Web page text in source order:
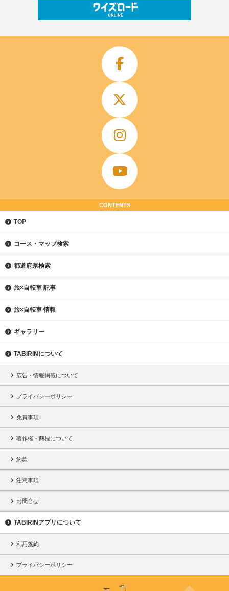
CONTENTS
TOP
コース・マップ検索
都道府県検索
旅×自転車 記事
旅×自転車 情報
ギャラリー
TABIRINについて
広告・情報掲載について
プライバシーポリシー
免責事項
著作権・商標について
約款
注意事項
お問合せ
TABIRINアプリについて
利用規約
プライバシーポリシー